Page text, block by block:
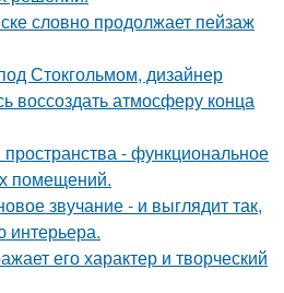
словно продолжает пейзаж
Стокгольмом, дизайнер
воссоздать атмосферу конца
- функциональное
помещений.
звучание - и выглядит так,
интерьера.
его характер и творческий